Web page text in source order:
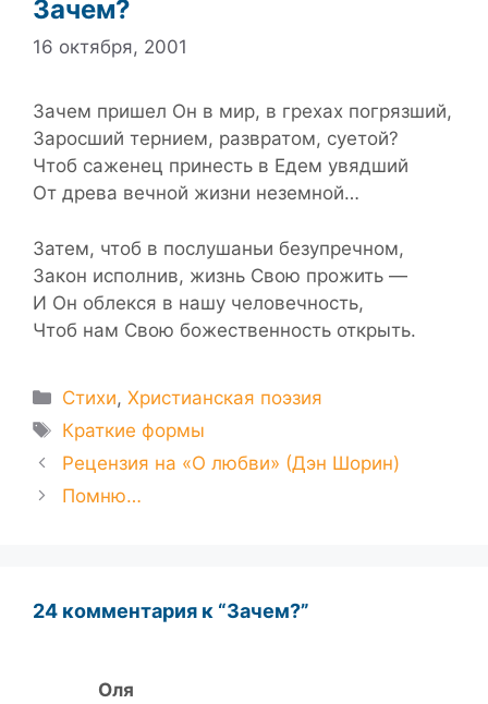
Зачем?
16 октября, 2001
Зачем пришел Он в мир, в грехах погрязший,
Заросший тернием, развратом, суетой?
Чтоб саженец принесть в Едем увядший
От древа вечной жизни неземной…
Затем, чтоб в послушаньи безупречном,
Закон исполнив, жизнь Свою прожить —
И Он облекся в нашу человечность,
Чтоб нам Свою божественность открыть.
Рубрики
Стихи,Христианская поэзия
Метки
Краткие формы
Рецензия на «О любви» (Дэн Шорин)
Помню…
24 комментария к “Зачем?”
Оля